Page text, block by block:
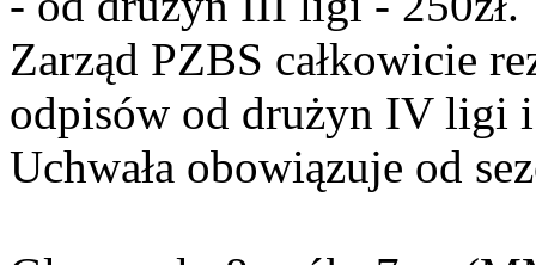
Zarząd PZBS całkowicie
odpisów od drużyn IV ligi
Uchwała obowiązuje od